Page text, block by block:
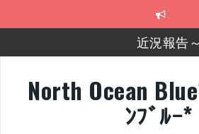
近況報告～
2025年もあざ
近況報告ww
North Ocean
ﾝﾌﾞﾙｰ*